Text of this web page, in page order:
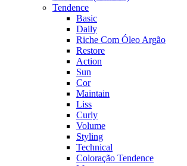
Tendence
Basic
Daily
Riche Com Óleo Argão
Restore
Action
Sun
Cor
Maintain
Liss
Curly
Volume
Styling
Technical
Coloração Tendence